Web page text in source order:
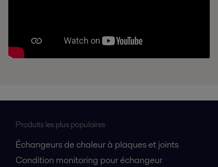
Produits les plus populaires
Échangeurs de chaleur à plaques et joints
Condition monitoring pour échangeur